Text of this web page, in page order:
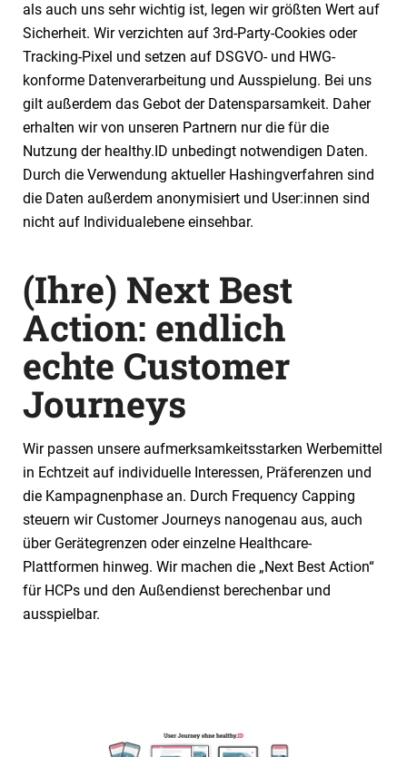
als auch uns sehr wichtig ist, legen wir größten Wert auf
Sicherheit. Wir verzichten auf 3rd-Party-Cookies oder
Tracking-Pixel und setzen auf DSGVO- und HWG-
konforme Datenverarbeitung und Ausspielung. Bei uns
gilt außerdem das Gebot der Datensparsamkeit. Daher
erhalten wir von unseren Partnern nur die für die
Nutzung der healthy.ID unbedingt notwendigen Daten.
Durch die Verwendung aktueller Hashingverfahren sind
die Daten außerdem anonymisiert und User:innen sind
nicht auf Individualebene einsehbar.
(Ihre) Next Best
Action: endlich
echte Customer
Journeys
Wir passen unsere aufmerksamkeitsstarken Werbemittel
in Echtzeit auf individuelle Interessen, Präferenzen und
die Kampagnenphase an. Durch Frequency Capping
steuern wir Customer Journeys nanogenau aus, auch
über Gerätegrenzen oder einzelne Healthcare-
Plattformen hinweg. Wir machen die „Next Best Action“
für HCPs und den Außendienst berechenbar und
ausspielbar.